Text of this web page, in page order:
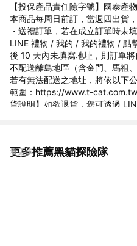
【投保產品責任險字號】國泰產
本商品每周日前訂，當週四出貨
・送禮訂單，若在成立訂單時未
LINE 禮物 / 我的 / 我的禮物 / 點
後 10 天內未填寫地址，則訂單
不配送離島地區（含金門、馬祖
若有無法配送之地址，將依以下
範圍：https://www.t-
貨說明】如欲退貨，您可透過
更多推薦黑貓探險隊
看更多